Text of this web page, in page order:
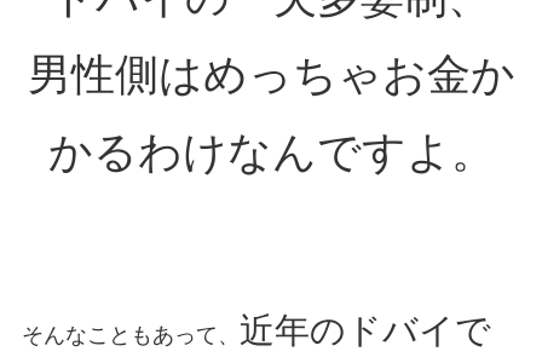
男性側はめっちゃお金か
かるわけなんですよ。
そんなこともあって、 近年のドバイで